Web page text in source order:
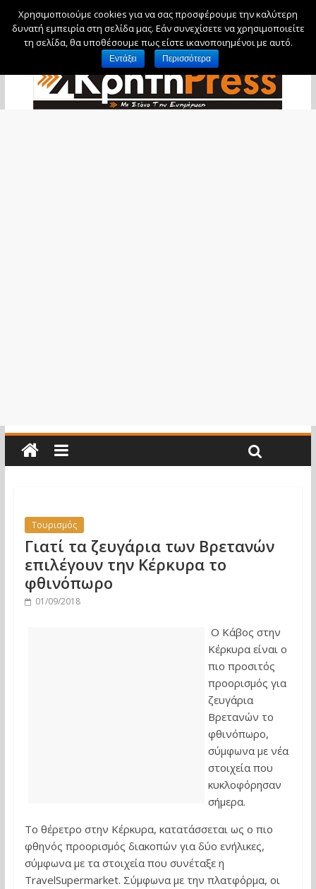
Πέμπτη, 6 Αυγούστου, 2026
Τουρισμός
Γιατί τα ζευγάρια των Βρετανών
επιλέγουν την Κέρκυρα το
φθινόπωρο
01/09/2018
Ο Κάβος στην
Κέρκυρα είναι ο
πιο προσιτός
προορισμός για
ζευγάρια
Βρετανών το
φθινόπωρο,
σύμφωνα με νέα
στοιχεία που
κυκλοφόρησαν
σήμερα.
Το θέρετρο στην Κέρκυρα, κατατάσσεται ως ο πιο
φθηνός προορισμός διακοπών για δύο ενήλικες,
σύμφωνα με τα στοιχεία που συνέταξε η
TravelSupermarket. Σύμφωνα με την πλατφόρμα, οι
Χρησιμοποιούμε cookies για να σας προσφέρουμε την καλύτερη
δυνατή εμπειρία στη σελίδα μας. Εάν συνεχίσετε να χρησιμοποιείτε
τη σελίδα, θα υποθέσουμε πως είστε ικανοποιημένοι με αυτό.
Εντάξει Περισσότερα